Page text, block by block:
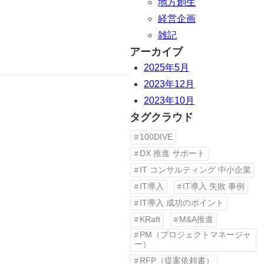
経営企画
雑記
アーカイブ
2025年5月
2023年12月
2023年10月
タグクラウド
100DIVE
DX 推進 サポート
IT コンサルティング 中小企業
IT導入
IT導入 失敗 事例
IT導入 成功のポイント
KRaft
M&A推進
PM（プロジェクトマネージャ
ー）
RFP（提案依頼書）